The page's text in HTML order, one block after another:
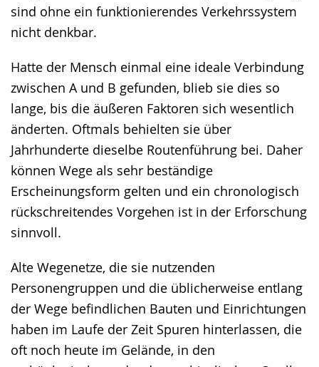
sind ohne ein funktionierendes Verkehrssystem
nicht denkbar.
Hatte der Mensch einmal eine ideale Verbindung
zwischen A und B gefunden, blieb sie dies so
lange, bis die äußeren Faktoren sich wesentlich
änderten. Oftmals behielten sie über
Jahrhunderte dieselbe Routenführung bei. Daher
können Wege als sehr beständige
Erscheinungsform gelten und ein chronologisch
rückschreitendes Vorgehen ist in der Erforschung
sinnvoll.
Alte Wegenetze, die sie nutzenden
Personengruppen und die üblicherweise entlang
der Wege befindlichen Bauten und Einrichtungen
haben im Laufe der Zeit Spuren hinterlassen, die
oft noch heute im Gelände, in den